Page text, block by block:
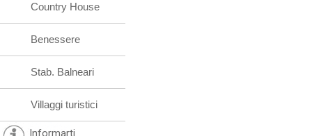
Country House
Benessere
Stab. Balneari
Villaggi turistici
Informarti